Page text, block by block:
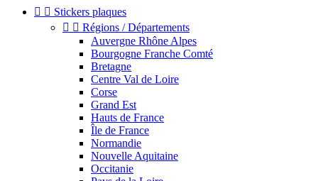
  Stickers plaques
  Régions / Départements
Auvergne Rhône Alpes
Bourgogne Franche Comté
Bretagne
Centre Val de Loire
Corse
Grand Est
Hauts de France
Île de France
Normandie
Nouvelle Aquitaine
Occitanie